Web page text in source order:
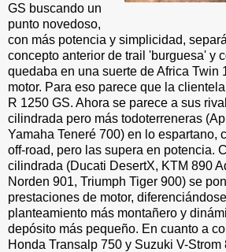
GS buscando un
punto novedoso,
con más potencia y simplicidad,
concepto anterior de trail 'burguesa' y
quedaba en una suerte de Africa Twin
motor. Para eso parece que la
R 1250 GS. Ahora se parece a sus
cilindrada pero más todoterreneras
Yamaha Teneré 700) en lo espartano,
off-road, pero las supera en potencia.
cilindrada (Ducati DesertX, KTM 890
Norden 901, Triumph Tiger 900) se
prestaciones de motor,
planteamiento más montañero y
depósito más pequeño. En cuanto a
Honda Transalp 750 y Suzuki V-Strom